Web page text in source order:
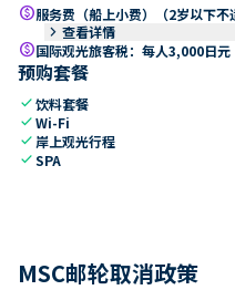
paid服务费（船上小费）（2岁以下不
keyboard_arrow_right 查看详情
paid国际观光旅客税：每人3,000日
预购套餐
check饮料套餐
checkWi-Fi
check 岸上观光行程
checkSPA
MSC邮轮取消政策